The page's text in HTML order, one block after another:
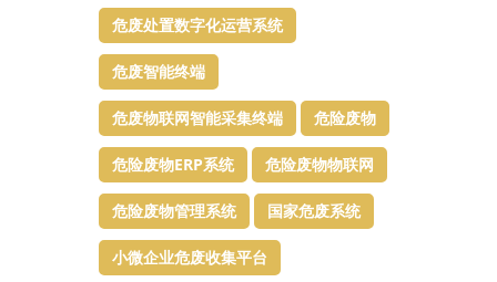
危废处置数字化运营系统
危废智能终端
危废物联网智能采集终端 危险废物
危险废物ERP系统 危险废物物联网
危险废物管理系统 国家危废系统
小微企业危废收集平台